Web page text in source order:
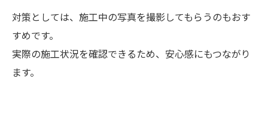
対策としては、施工中の写真を撮影してもらうのもおす
すめです。
実際の施工状況を確認できるため、安心感にもつながり
ます。